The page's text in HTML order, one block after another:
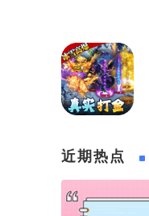
近期热点